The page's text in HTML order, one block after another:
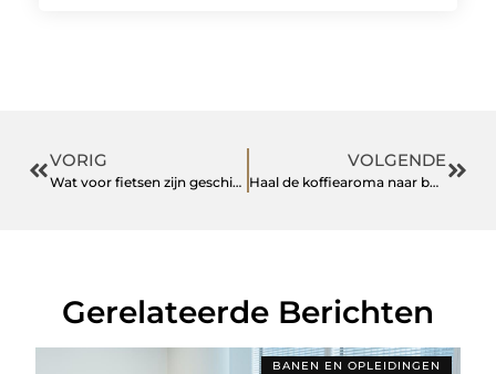
VORIG
Wat voor fietsen zijn geschikt om sportief bezig te zijn?
VOLGENDE
Haal de koffiearoma naar boven met handige houten roerstaafjes
Gerelateerde Berichten
BANEN EN OPLEIDINGEN